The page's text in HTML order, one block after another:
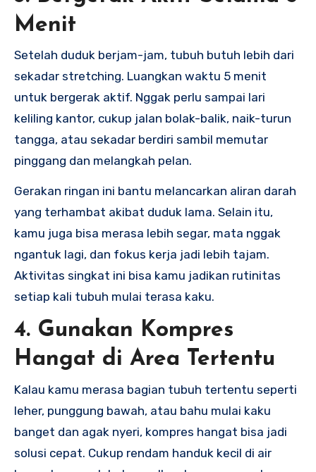
Menit
Setelah duduk berjam-jam, tubuh butuh lebih dari
sekadar stretching. Luangkan waktu 5 menit
untuk bergerak aktif. Nggak perlu sampai lari
keliling kantor, cukup jalan bolak-balik, naik-turun
tangga, atau sekadar berdiri sambil memutar
pinggang dan melangkah pelan.
Gerakan ringan ini bantu melancarkan aliran darah
yang terhambat akibat duduk lama. Selain itu,
kamu juga bisa merasa lebih segar, mata nggak
ngantuk lagi, dan fokus kerja jadi lebih tajam.
Aktivitas singkat ini bisa kamu jadikan rutinitas
setiap kali tubuh mulai terasa kaku.
4. Gunakan Kompres
Hangat di Area Tertentu
Kalau kamu merasa bagian tubuh tertentu seperti
leher, punggung bawah, atau bahu mulai kaku
banget dan agak nyeri, kompres hangat bisa jadi
solusi cepat. Cukup rendam handuk kecil di air